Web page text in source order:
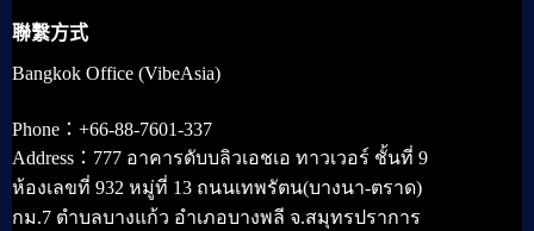
聯繫方式
Bangkok Office (VibeAsia)
Phone：+66-88-7601-337
Address：777 อาคารดับบลิวเอชเอ ทาวเวอร์ ชั้นที่ 9
ห้องเลขที่ 932 หมู่ที่ 13 ถนนเทพรัตน(บางนา-ตราด)
กม.7 ตำบลบางแก้ว อำเภอบางพลี จ.สมุทรปราการ